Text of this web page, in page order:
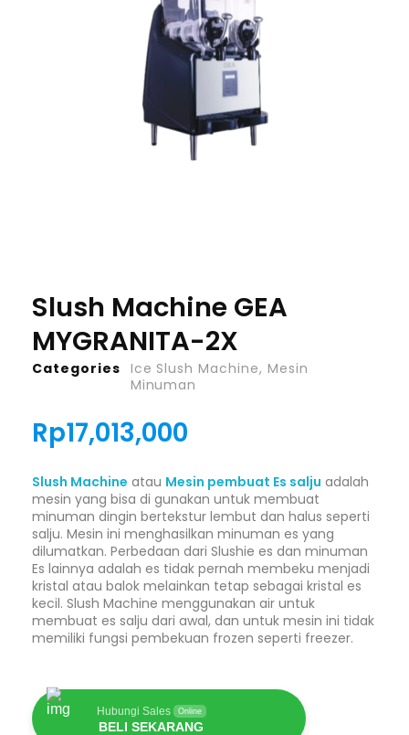
Slush Machine GEA
MYGRANITA-2X
Rp17,013,000
Slush Machine atau Mesin pembuat Es salju adalah
mesin yang bisa di gunakan untuk membuat
minuman dingin bertekstur lembut dan halus seperti
salju. Mesin ini menghasilkan minuman es yang
dilumatkan. Perbedaan dari Slushie es dan minuman
Es lainnya adalah es tidak pernah membeku menjadi
kristal atau balok melainkan tetap sebagai kristal es
kecil. Slush Machine menggunakan air untuk
membuat es salju dari awal, dan untuk mesin ini tidak
memiliki fungsi pembekuan frozen seperti freezer.
Hubungi Sales Online
BELI SEKARANG
Categories Ice Slush Machine, Mesin
Minuman